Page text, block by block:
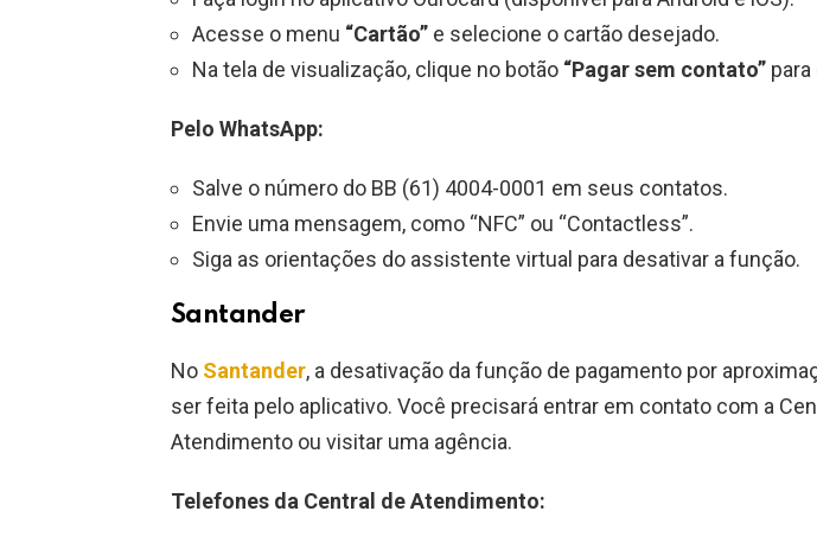
Acesse o menu “Cartão” e selecione o cartão desejado.
Na tela de visualização, clique no botão “Pagar sem contato” para
Pelo WhatsApp:
Salve o número do BB (61) 4004-0001 em seus contatos.
Envie uma mensagem, como “NFC” ou “Contactless”.
Siga as orientações do assistente virtual para desativar a função.
Santander
No Santander, a desativação da função de pagamento por
ser feita pelo aplicativo. Você precisará entrar em contato com a
Atendimento ou visitar uma agência.
Telefones da Central de Atendimento: